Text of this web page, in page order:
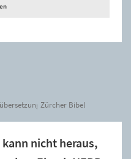
Zürcher Bibel
nicht heraus,